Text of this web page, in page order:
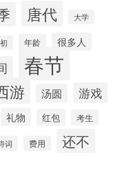
唐代 大学
年龄 很多人
春节
游 汤圆 游戏
礼物 红包 考生
词 费用 还不